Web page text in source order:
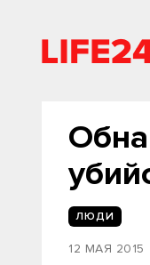
ЛЮДИ
12 МАЯ 2015